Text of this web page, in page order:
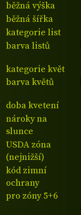
běžná výška
běžná šířka
kategorie list
barva listů
kategorie květ
barva květů
doba kvetení
nároky na
slunce
USDA zóna
(nejnižší)
kód zimní
ochrany
pro zóny 5+6